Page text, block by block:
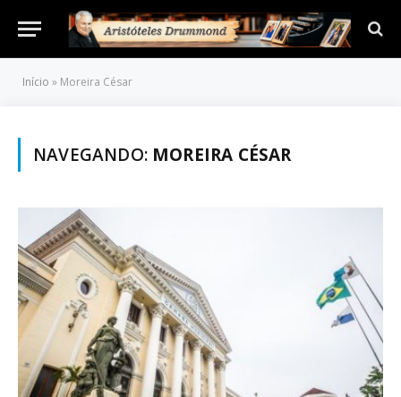
Início » Moreira César
NAVEGANDO: MOREIRA CÉSAR